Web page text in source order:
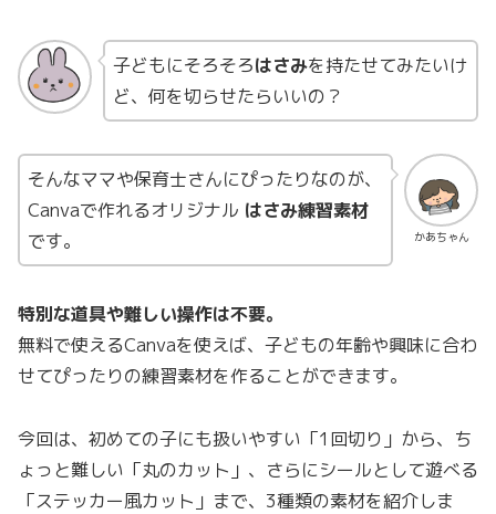
子どもにそろそろはさみを持たせてみたいけ
ど、何を切らせたらいいの？
かあちゃん
そんなママや保育士さんにぴったりなのが、
Canvaで作れるオリジナル はさみ練習素材
です。
特別な道具や難しい操作は不要。
無料で使えるCanvaを使えば、子どもの年齢や興味に合わ
せてぴったりの練習素材を作ることができます。
今回は、初めての子にも扱いやすい「1回切り」から、ち
ょっと難しい「丸のカット」、さらにシールとして遊べる
「ステッカー風カット」まで、3種類の素材を紹介しま